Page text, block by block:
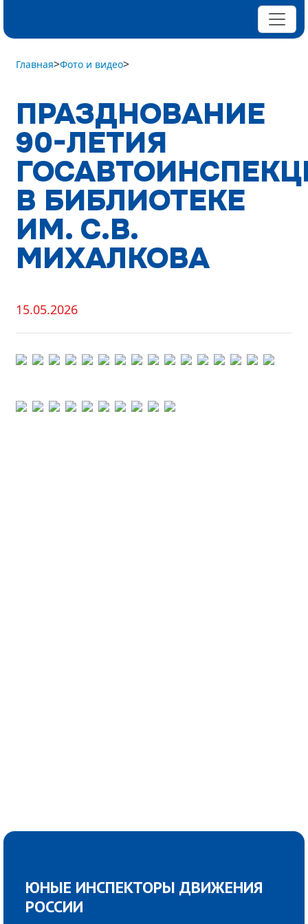
Главная>Фото и видео>
ПРАЗДНОВАНИЕ
90-ЛЕТИЯ
В БИБЛИОТЕКЕ
ИМ. С.В.
МИХАЛКОВА
15.05.2026
ЮНЫЕ ИНСПЕКТОРЫ ДВИЖЕНИЯ
РОССИИ